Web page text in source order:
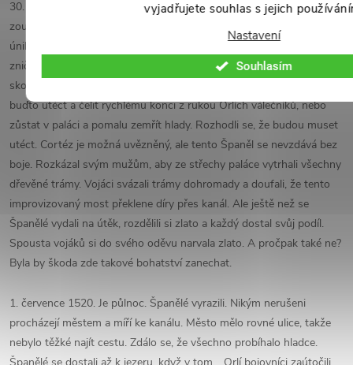
vyjadřujete souhlas s jejich
Nastavení
Souhlasím
30. června 1520. Situace ve španělském paláci začíná být stále
zoufalejší. Cortéz vylezl na palácové zdi, aby prozkoumal možné
únikové cesty. Ale to, co viděl, ho šokovalo: viděl, že mosty jsou
zničené nebo zcela nepoužitelné. A co hůř, conquistadorům už
skoro došla voda, jídlo a střelný prach. Jejich možnosti jsou špatné:
buďto utéct a čelit rychlému konci z rukou Orlích válečníků, nebo
zůstat v paláci a pomalu zemřít hlady. Rozhodli se, že budou muset
utéct. Cortéz je možná uvězněný, ale tento Španěl se nevzdává bez
boje. Rozkázal svým mužům, aby ze střechy paláce vytrhali všechny
dřevěné trámy. Vojáci svázali trámy dohromady a doufali, že tento
improvizovaný most překlene díry přes kanál. Ale ještě než se
Španělé vydali na útěk, rozdělili si zlato a každý dostal svůj podíl.
Spousta vojáků si do svého oděvu narvala zlato. A pročpak také ne?
Byla by škoda zde takové bohatství zanechat.
1. července 1520. Je půlnoc. Španělé vyrazili. Nikým nerušeni
procházejí městem a míří ke kanálu. Město mělo rovné ulice, takže
nebylo těžké najít cestu. Zdálo se, že všechno probíhalo hladce.